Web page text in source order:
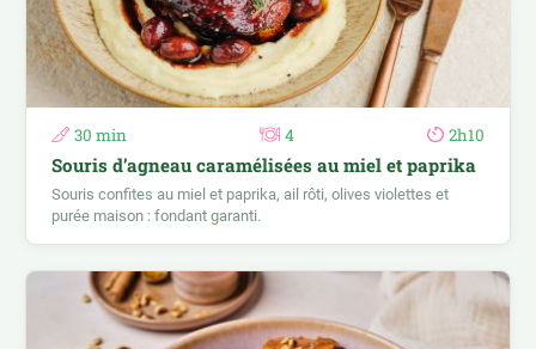
30 min 4 2h10
Souris d’agneau caramélisées au miel et paprika
Souris confites au miel et paprika, ail rôti, olives violettes et
purée maison : fondant garanti.